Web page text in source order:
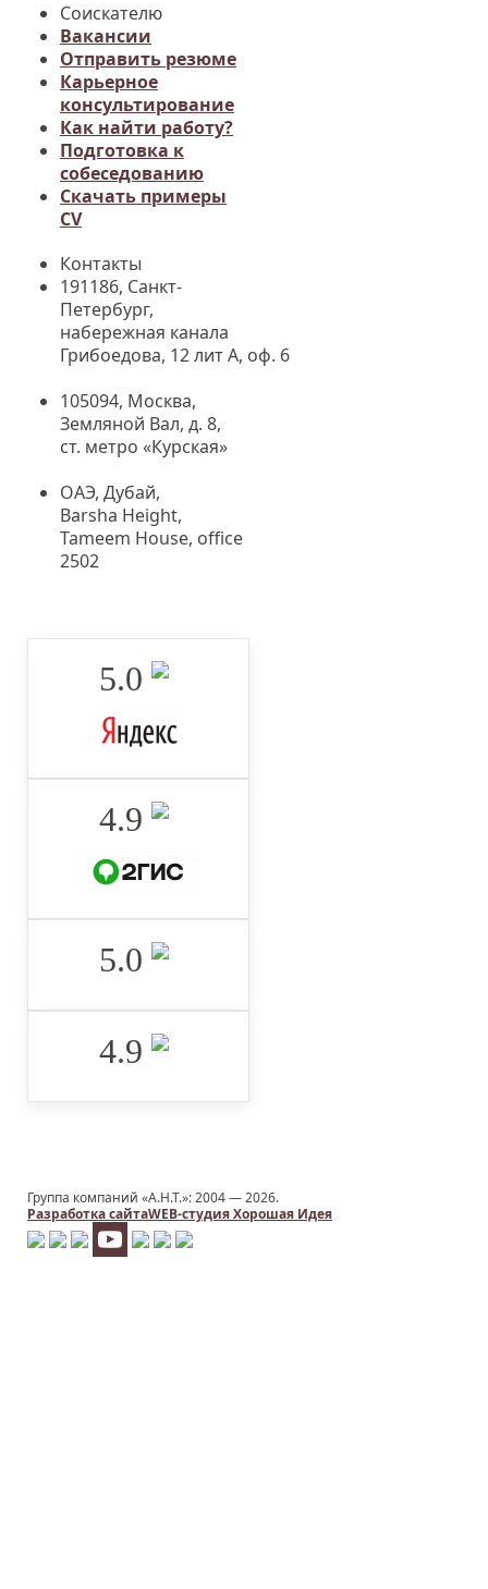
Соискателю
Вакансии
Отправить резюме
Карьерное
консультирование
Как найти работу?
Подготовка к
собеседованию
Cкачать примеры
CV
Контакты
191186, Санкт-
Петербург,
набережная канала
Грибоедова, 12 лит А, оф. 6
105094, Москва,
Земляной Вал, д. 8,
ст. метро «Курская»
ОАЭ, Дубай,
Barsha Height,
Tameem House, office
2502
5.0 ‌
4.9 ‌
5.0 ‌
4.9 ‌
Группа компаний «А.Н.Т.»: 2004 —2026.
Разработка сайтаWEB-студия Хорошая Идея
Заказать услугу